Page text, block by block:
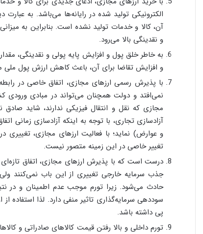
الکترونیکی تولید شده در رایانه­‌ها می‌­باشد. به
آن، کالا و خدمات تولید نشده است. بنابراین به
و نقدینگی بالا می­‌رود.
به خاطر خلق پول و افزایش پایه پولی و نقدینگی،
و افزایش تقاضا برای آن، باعث کاهش ارزش پول
با پذیرش رسمی ارزهای مجازی، اتفاق خاصی در
نمی­‌افتد و دولت هم­چنان می‌­تواند در مبادی
مجازی که نقل و انتقال فیزیکی ندارند، شاید صادق
آزادسازی تجاری، با توجه به اینکه آزادسازی زمانی
و عوارض) نماید؛ با فعالیت ارزهای مجازی،
تغییر خاصی در این زمینه متصور نیست.
درست است که با پذیرش ارزهای مجازی، اتفاق تازه­‌ای
جذب سرمایه خارجی تغییری از این باب نمی­‌کنند
حادث می­‌شود. زیرا تورم موجب عدم اطمینان و در
سوددهی سرمایه­‌گذاری تاثیر منفی دارد. لذا
پی داشته باشد.
تورم داخلی و بالا رفتن قیمت کالاهای صادراتی و